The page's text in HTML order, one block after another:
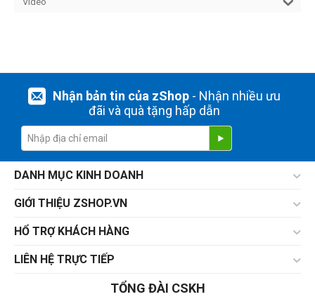
Nhận bản tin của zShop- Nhận nhiều ưu
đãi và quà tặng hấp dẫn
DANH MỤC KINH DOANH
GIỚI THIỆU ZSHOP.VN
HỔ TRỢ KHÁCH HÀNG
LIÊN HỆ TRỰC TIẾP
TỔNG ĐÀI CSKH